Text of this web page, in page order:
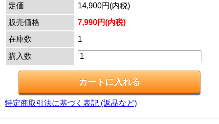
定価
14,900円(内税)
販売価格
7,990円(内税)
在庫数
1
購入数
特定商取引法に基づく表記 (返品など)